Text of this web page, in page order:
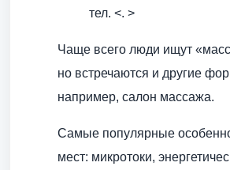
тел. <. >
Чаще всего люди ищут
но встречаются и другие
например, салон массажа.
Самые популярные
мест: микротоки,